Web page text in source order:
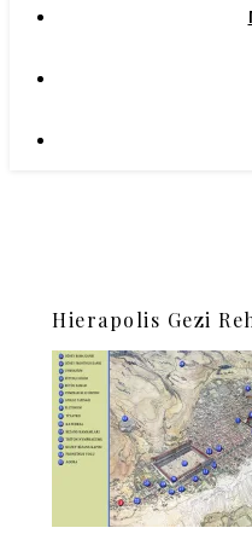
Hierapolis Gezi